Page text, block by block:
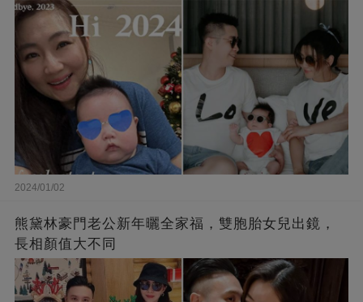
2024/01/02
熊黛林豪門老公新年曬全家福，雙胞胎女兒出鏡，
長相顏值大不同